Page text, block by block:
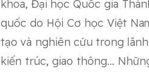
khoa, Đại học Quốc gia
quốc do Hội Cơ học Việt
tạo và nghiên cứu trong
kiến trúc, giao thông...